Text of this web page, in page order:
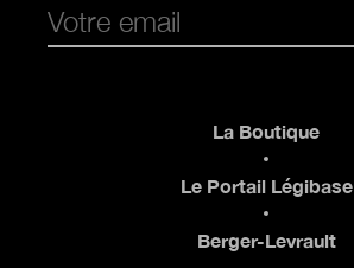
La Boutique
Le Portail Légibase
Berger-Levrault